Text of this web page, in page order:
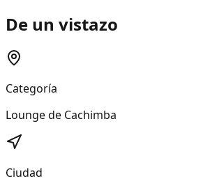
De un vistazo
Categoría
Lounge de Cachimba
Ciudad